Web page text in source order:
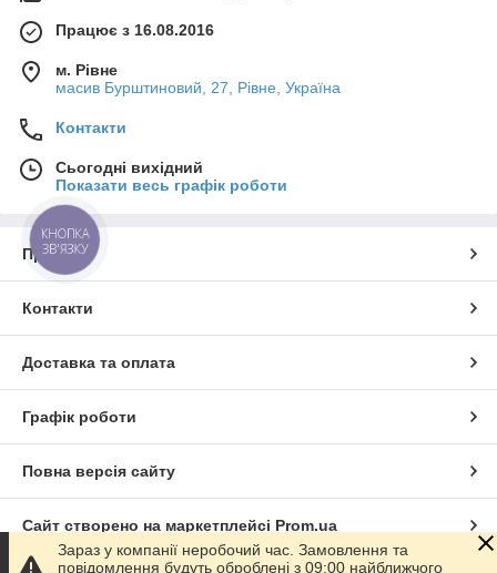
Працює з 16.08.2016
м. Рівне
масив Бурштиновий, 27, Рівне, Україна
Контакти
Сьогодні вихідний
Показати весь графік роботи
Про нас
Контакти
Доставка та оплата
Графік роботи
Повна версія сайту
Сайт створено на маркетплейсі Prom.ua
Зараз у компанії неробочий час. Замовлення та
повідомлення будуть оброблені з 09:00 найближчого
КНОПКА
ЗВ'ЯЗКУ